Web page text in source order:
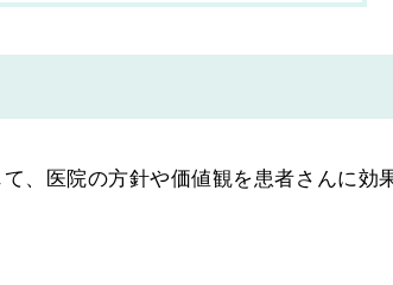
医院の方針や価値観を患者さんに効